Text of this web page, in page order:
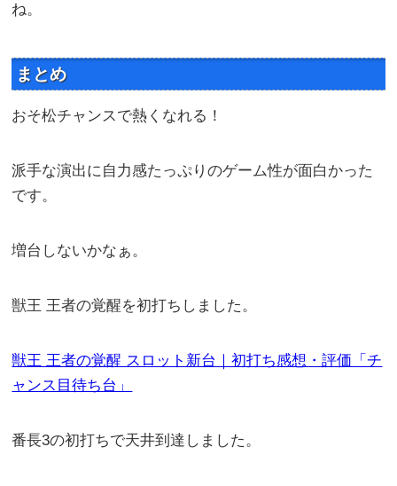
ね。
まとめ
おそ松チャンスで熱くなれる！
派手な演出に自力感たっぷりのゲーム性が面白かった
です。
増台しないかなぁ。
獣王 王者の覚醒を初打ちしました。
獣王 王者の覚醒 スロット新台｜初打ち感想・評価「チ
ャンス目待ち台」
番長3の初打ちで天井到達しました。